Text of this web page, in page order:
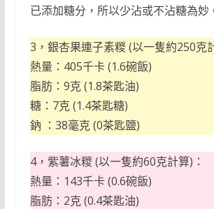
已添加糖分，所以少沾或不沾糖為妙
3，銀杏果連子素糉 (以一隻約250克
熱量：405千卡 (1.6碗飯)
脂肪：9克 (1.8茶匙油)
糖：7克 (1.4茶匙糖)
鈉 ：38毫克 (0茶匙鹽)
4，紫薯冰糉 (以一隻約60克計算)：
熱量：143千卡 (0.6碗飯)
脂肪：2克 (0.4茶匙油)